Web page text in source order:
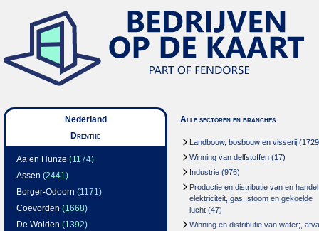
Nederland
Drenthe
Aa en Hunze (1174)
Assen (2441)
Borger-Odoorn (1171)
Coevorden (1668)
De Wolden (1392)
Alle sectoren en branches
Landbouw, bosbouw en visserij
Winning van delfstoffen (17)
Industrie (976)
Productie en distributie van en
elektriciteit, gas, stoom en gekoelde
lucht (47)
Winning en distributie van water;,